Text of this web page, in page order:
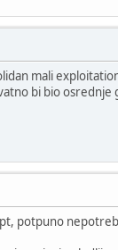
mali
bi bio osrednje
potpuno